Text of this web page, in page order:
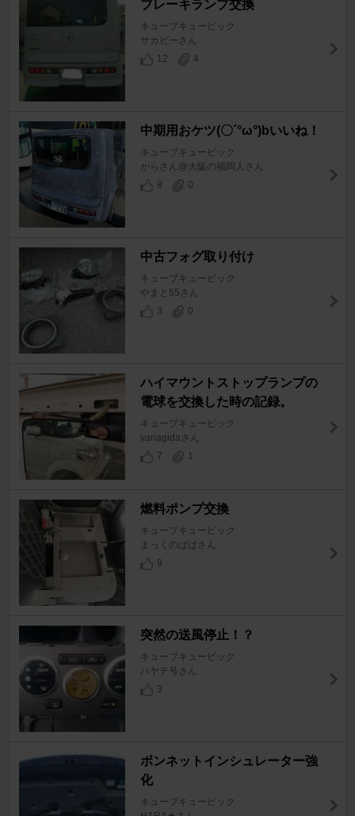
ブレーキランプ交換
キューブキュービック
サカビーさん
12
4
中期用おケツ(〇´°ω°)bいいね！
キューブキュービック
がらさん@大阪の福岡人さん
8
0
中古フォグ取り付け
キューブキュービック
やまと55さん
3
0
ハイマウントストップランプの
電球を交換した時の記録。
キューブキュービック
yanagidaさん
7
1
燃料ポンプ交換
キューブキュービック
まっくのぱぱさん
9
突然の送風停止！？
キューブキュービック
ハヤテ号さん
3
ボンネットインシュレーター強
化
キューブキュービック